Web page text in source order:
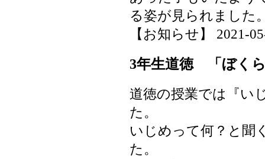
る姿が見られました
【お知らせ】 2021-
3年生道徳 「ぼく
道徳の授業では『い
た。
いじめって何？と聞
た。